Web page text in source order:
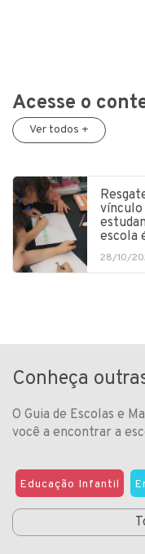
Acesse o
Ver todos +
escola
28/10/
Conheça
O Guia de Escolas e
você a encontrar a
Educação Infantil